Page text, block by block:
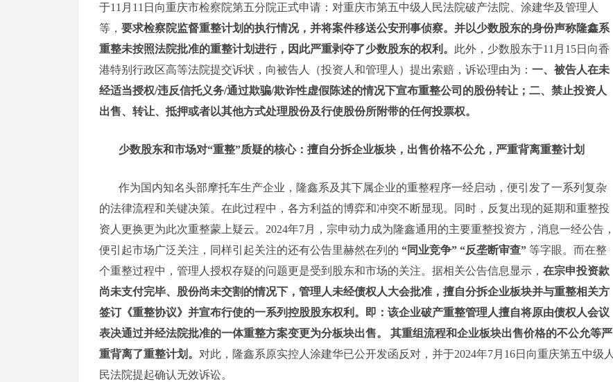
于11月11日向重庆市检察院第五分院正式申请：对重庆市第五中级人民法院破产法院、涂建华及管理人
等， 要求检察院监督重整计划的执行情况，并将案件移送公安刑事侦察。并以少数股东的身份声称隆鑫系
重整未按照法院批准的重整计划进行，因此严重剥夺了少数股东的权利。 此外，少数股东于11月15日向香
港特别行政区高等法院提交诉状，向被告人（投资人和管理人）提出索赔，诉讼理由为： 一、被告人在未
经适当授权/违反信托义务/通过欺骗/欺诈性虚假陈述的情况下宣布重整公司的股份转让；二、禁止投资人
出售、转让、抵押或者以其他方式处理股份及行使股份所附带的任何投票权。
少数股东和市场对“重整”质疑的核心： 擅自分拆企业板块 ， 出售价格不公允，严重背离重整计划
作为国内知名头部摩托车生产企业，隆鑫系及其下属企业的重整程序一经启动，便引发了一系列复杂
的法律流程和关键决策。在此过程中，各方利益的博弈和冲突不断显现。同时，反复出现的延期和重整投
资人更换更为此次重整蒙上疑云。2024年7月，宗申动力成为隆鑫通用的主要重整投资方，消息一经公告，
便引起市场广泛关注，同样引起关注的还有公告里赫然在列的 “同业竞争” “反垄断审查” 等字眼。而在整
个重整过程中，管理人授权存疑的问题更是受到股东和市场的关注。据相关公告信息显示， 在宗申投资款
尚未支付完毕、股份尚未交割的情况下，管理人未经债权人大会批准，擅自分拆企业板块并与重整相关方
签订《重整协议》并宣布行使的一系列控股股东权利。即：该企业破产重整管理人擅自将原由债权人会议
表决通过并经法院批准的一体重整方案变更为分板块出售。
其重组流程和企业板块出售价格的不公允等严
重背离了重整计划 。 对此，隆鑫系原实控人涂建华已公开发函反对，并于2024年7月16日向重庆第五中级人
民法院提起确认无效诉讼。